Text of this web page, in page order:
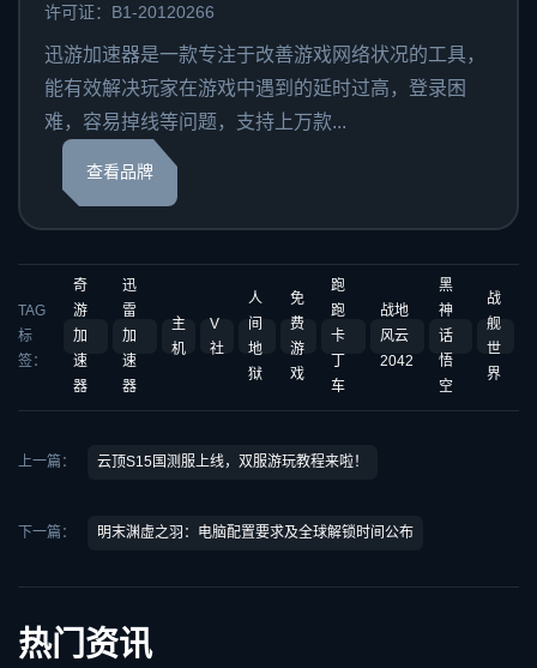
许可证：B1-20120266
迅游加速器是一款专注于改善游戏网络状况的工具，
能有效解决玩家在游戏中遇到的延时过高，登录困
难，容易掉线等问题，支持上万款...
查看品牌
TAG
标
签：
奇
游
加
速
器
迅
雷
加
速
器
主
机
V
社
人
间
地
狱
免
费
游
戏
跑
跑
卡
车
战地
风云
2042
黑
神
话
悟
空
战
舰
世
界
上一篇： 云顶S15国测服上线，双服游玩教程来啦！
下一篇： 明末渊虚之羽：电脑配置要求及全球解锁时间公布
热门资讯